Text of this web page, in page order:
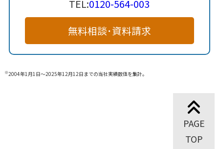
TEL:0120-564-003
無料相談･資料請求
※2004年1月1日～2025年12月12日までの当社実績数値を集計。
PAGE
TOP